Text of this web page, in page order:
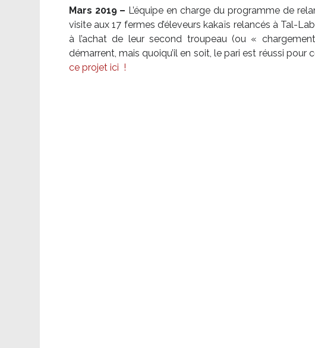
Mars 2019 – L’équipe en charge du programme de
visite aux 17 fermes d’éleveurs kakaïs relancés à Tal-
à l’achat de leur second troupeau (ou «
démarrent, mais quoiqu’il en soit, le pari est réussi
ce projet ici !